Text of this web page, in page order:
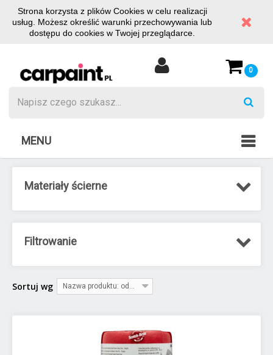
Strona korzysta z plików Cookies w celu realizacji
usług. Możesz określić warunki przechowywania lub
dostępu do cookies w Twojej przeglądarce.
0
MENU
Materiały ścierne
Filtrowanie
Sortuj wg